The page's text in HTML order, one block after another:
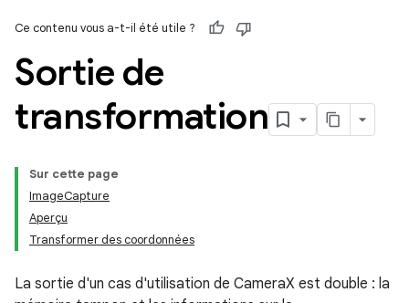
Ce contenu vous a-t-il été utile ?
Sortie de
transformation
Sur cette page
ImageCapture
Aperçu
Transformer des coordonnées
La sortie d'un cas d'utilisation de CameraX est double : la